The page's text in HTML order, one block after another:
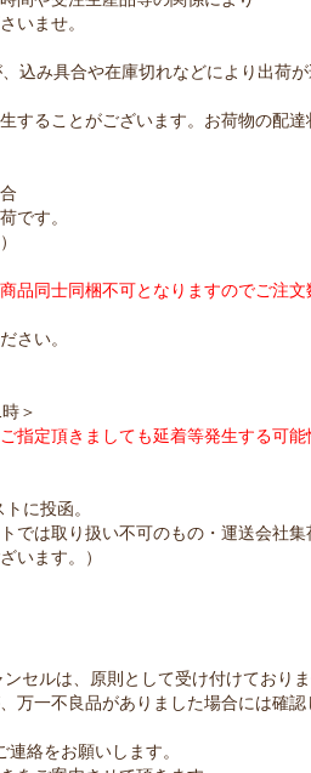
いませ。
込み具合や在庫切れなどにより出荷
することがございます。お荷物の配達
です。
同士同梱不可となりますのでご注文
さい。
＞
指定頂きましても延着等発生する可能
に投函。
は取り扱い不可のもの・運送会社集
います。）
セルは、原則として受け付けておりま
万一不良品がありました場合には確
絡をお願いします。